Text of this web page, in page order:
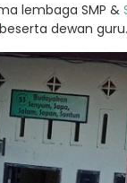
lembaga SMP &
beserta dewan guru.